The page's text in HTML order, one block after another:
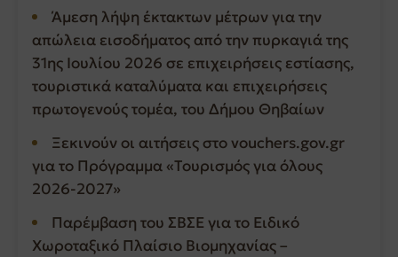
Άμεση λήψη έκτακτων μέτρων για την
απώλεια εισοδήματος από την πυρκαγιά της
31ης Ιουλίου 2026 σε επιχειρήσεις εστίασης,
τουριστικά καταλύματα και επιχειρήσεις
πρωτογενούς τομέα, του Δήμου Θηβαίων
Ξεκινούν οι αιτήσεις στο vouchers.gov.gr
για το Πρόγραμμα «Τουρισμός για όλους
2026-2027»
Παρέμβαση του ΣΒΣΕ για το Ειδικό
Χωροταξικό Πλαίσιο Βιομηχανίας –